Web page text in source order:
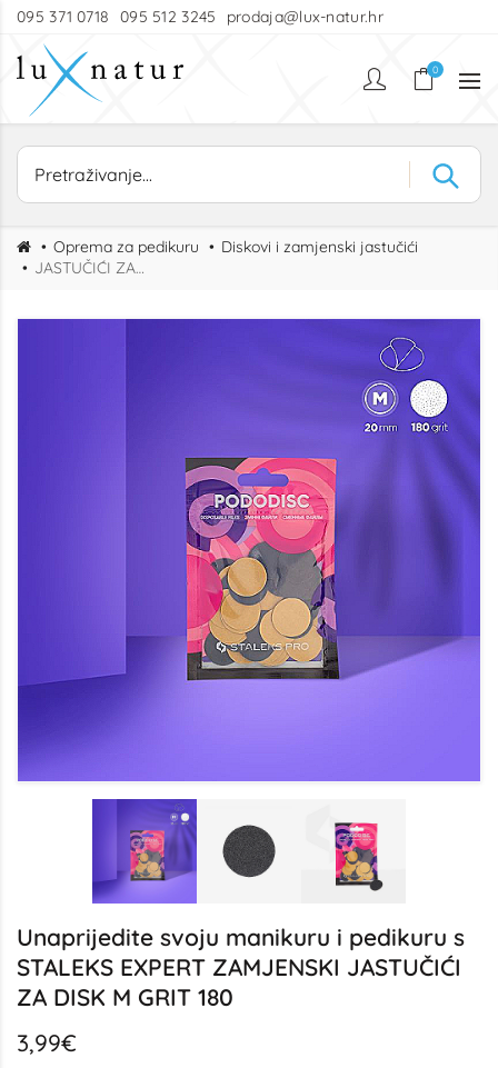
095 371 0718 095 512 3245 prodaja@lux-natur.hr
0
Oprema za pedikuru
Diskovi i zamjenski jastučići
JASTUČIĆI ZA DISK M GRIT 180
Unaprijedite svoju manikuru i pedikuru s
STALEKS EXPERT ZAMJENSKI JASTUČIĆI
ZA DISK M GRIT 180
3,99€